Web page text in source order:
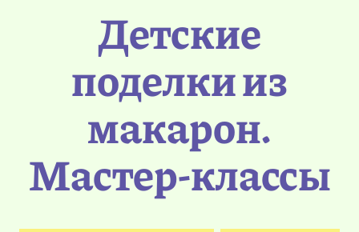
Детские
поделки из
макарон.
Мастер-классы